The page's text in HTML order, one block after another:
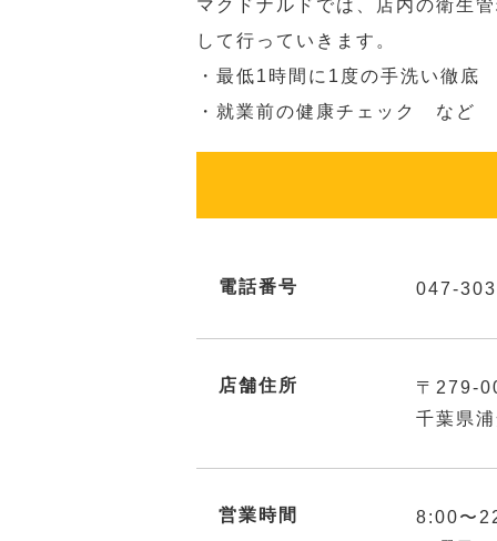
マクドナルドでは、店内の衛生
して行っていきます。
・最低1時間に1度の手洗い徹底
・就業前の健康チェック など
電話番号 047-
店舗住所
〒279-
千葉県
営業時間
8:00〜